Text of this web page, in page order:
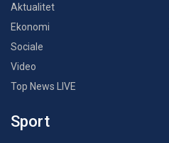
Aktualitet
Ekonomi
Sociale
Video
Top News LIVE
Sport